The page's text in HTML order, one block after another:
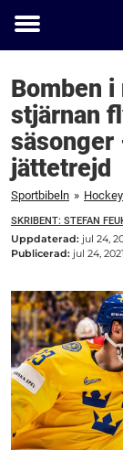
Toggle
Bomben
stjärnan
jättetrejd
Sportbibeln » Hockey
SKRIBENT: STEFAN
Uppdaterad: jul 24,
Publicerad: jul 24,